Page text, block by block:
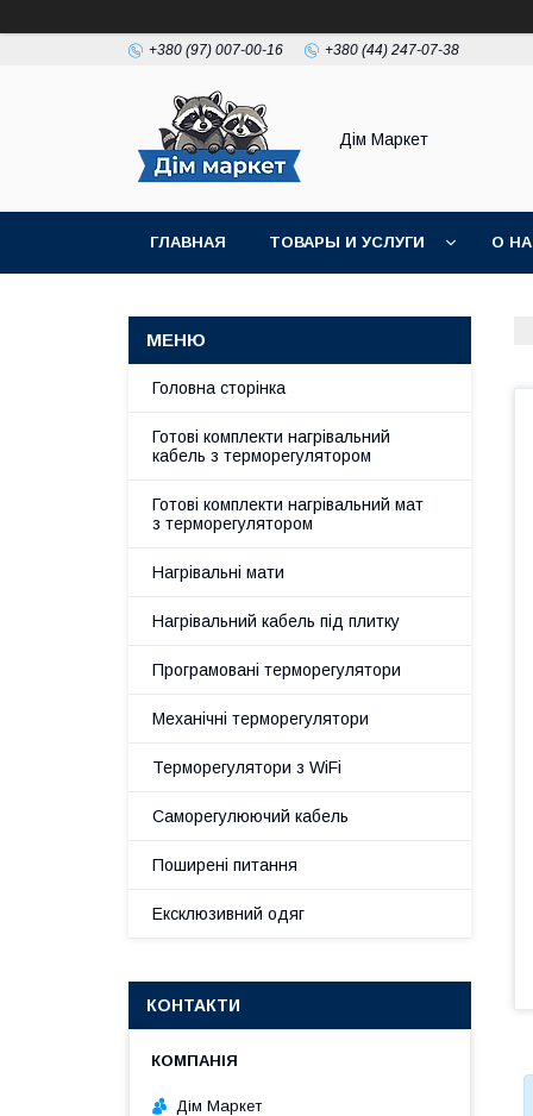
+380 (97) 007-00-16 +380 (44) 247-07-38
Дім Маркет
ГЛАВНАЯ ТОВАРЫ И УСЛУГИ О
Головна сторінка
Готові комплекти нагрівальний
кабель з терморегулятором
Готові комплекти нагрівальний мат
з терморегулятором
Нагрівальні мати
Нагрівальний кабель під плитку
Програмовані терморегулятори
Механічні терморегулятори
Терморегулятори з WiFi
Саморегулюючий кабель
Поширені питання
Ексклюзивний одяг
КОНТАКТИ
Дім Маркет